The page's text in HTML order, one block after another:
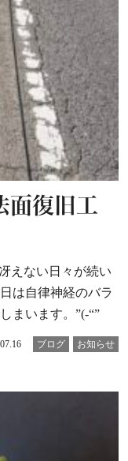
復旧工
えない日々が続い
は自律神経のバラ
まいます。”(-“”
ブログ お知らせ